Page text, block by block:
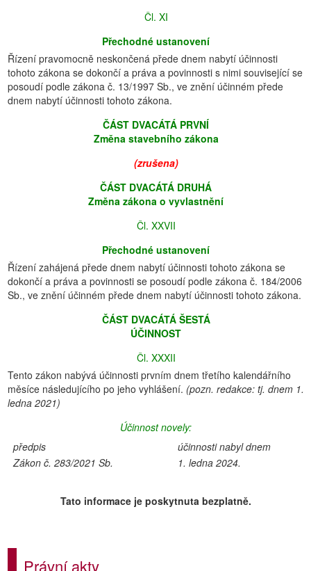
Čl. XI
Přechodné ustanovení
Řízení pravomocně neskončená přede dnem nabytí účinnosti
tohoto zákona se dokončí a práva a povinnosti s nimi související se
posoudí podle zákona č. 13/1997 Sb., ve znění účinném přede
dnem nabytí účinnosti tohoto zákona.
ČÁST DVACÁTÁ PRVNÍ
Změna stavebního zákona
(zrušena)
ČÁST DVACÁTÁ DRUHÁ
Změna zákona o vyvlastnění
Čl. XXVII
Přechodné ustanovení
Řízení zahájená přede dnem nabytí účinnosti tohoto zákona se
dokončí a práva a povinnosti se posoudí podle zákona č. 184/2006
Sb., ve znění účinném přede dnem nabytí účinnosti tohoto zákona.
ČÁST DVACÁTÁ ŠESTÁ
ÚČINNOST
Čl. XXXII
Tento zákon nabývá účinnosti prvním dnem třetího kalendářního
měsíce následujícího po jeho vyhlášení. (pozn. redakce: tj. dnem 1.
ledna 2021)
Účinnost novely:
předpis
účinnosti nabyl dnem
Zákon č. 283/2021 Sb.
1. ledna 2024.
Tato informace je poskytnuta bezplatně.
Právní akty